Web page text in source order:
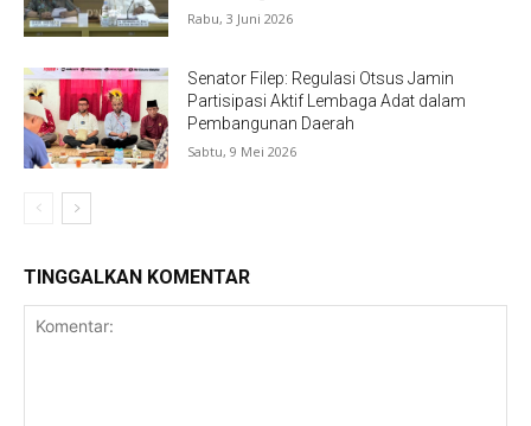
Rabu, 3 Juni 2026
Senator Filep: Regulasi Otsus Jamin
Partisipasi Aktif Lembaga Adat dalam
Pembangunan Daerah
Sabtu, 9 Mei 2026
TINGGALKAN KOMENTAR